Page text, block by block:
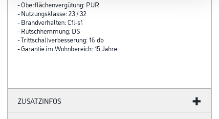
- Oberflächenvergütung: PUR
- Nutzungsklasse: 23 / 32
- Brandverhalten: Cfl-s1
- Rutschhemmung: DS
- Trittschallverbesserung: 16 db
- Garantie im Wohnbereich: 15 Jahre
ZUSATZINFOS